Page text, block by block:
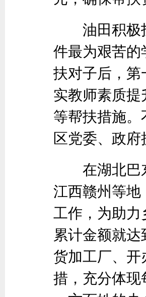
油田积极投
件最为艰苦
扶对子后，第
实教师素质
等帮扶措施
区党委、政府
在湖北巴东
江西赣州等地
工作，为助力
累计金额就
货加工厂、
措，充分体现